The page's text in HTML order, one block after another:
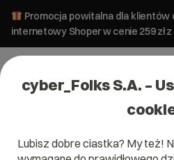
Promocja powitalna dla klientów
internetowy Shoper w cenie 259 zł z
cyber_Folks S.A. –
Lubisz dobre ciastka? My też!